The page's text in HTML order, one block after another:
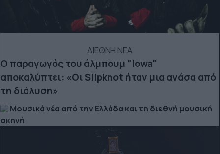
ΔΙΕΘΝΗ ΝΕΑ
Ο παραγωγός του άλμπουμ "Iowa"
αποκαλύπτει: «Οι Slipknot ήταν μια ανάσα από
τη διάλυση»
Μουσικά νέα από την Ελλάδα και τη διεθνή μουσική
σκηνή